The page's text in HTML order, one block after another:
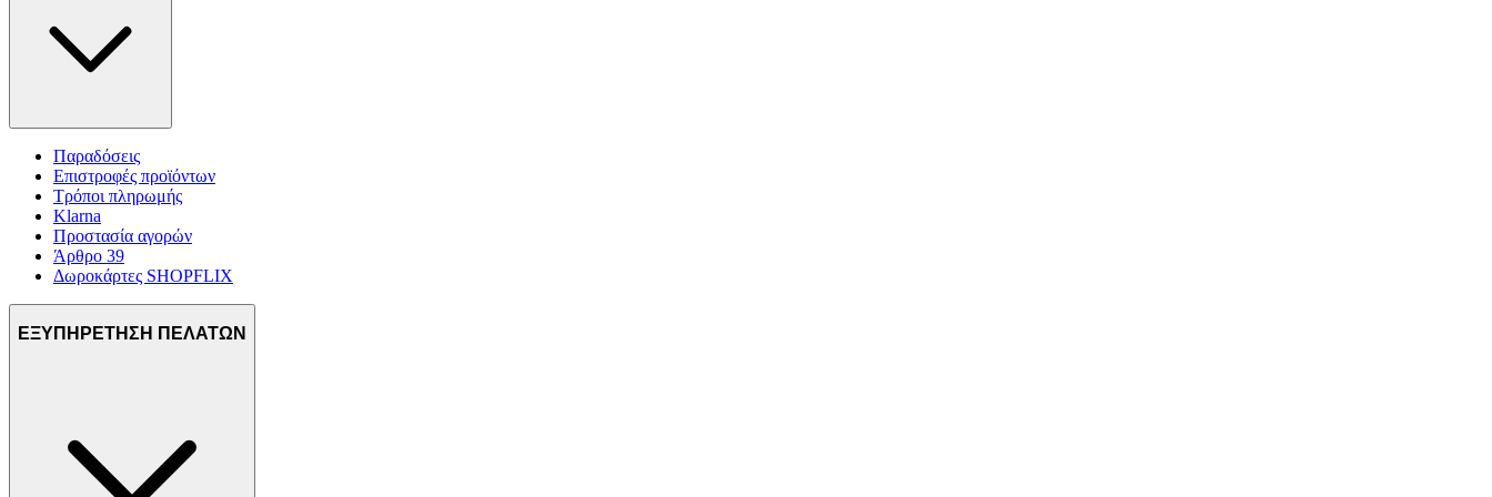
Παραδόσεις
Επιστροφές προϊόντων
Τρόποι πληρωμής
Klarna
Προστασία αγορών
Άρθρο 39
Δωροκάρτες SHOPFLIX
ΕΞΥΠΗΡΕΤΗΣΗ ΠΕΛΑΤΩΝ